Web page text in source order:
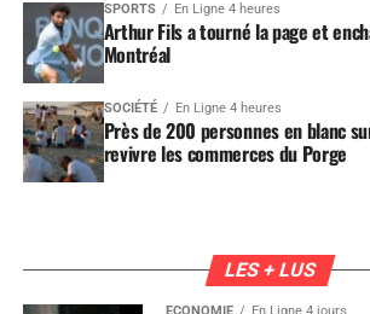
SPORTS En Ligne 4 heures
Arthur Fils a tourné la page et
Montréal
SOCIÉTÉ En Ligne 4 heures
Près de 200 personnes en blanc
revivre les commerces du Porge
LES + LUS